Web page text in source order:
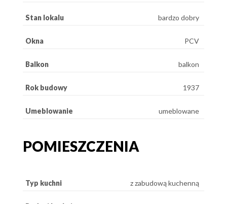
Stan lokalu bardzo dobry
Okna PCV
Balkon balkon
Rok budowy 1937
Umeblowanie umeblowane
POMIESZCZENIA
Typ kuchni z zabudową kuchenną